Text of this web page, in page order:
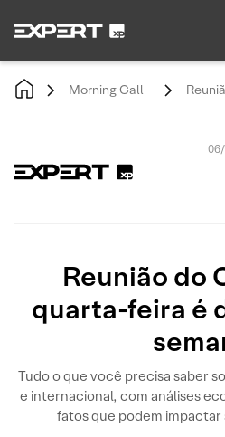
Morning Call
Reunião do
quarta-feira é
Tudo o que você precisa saber
e internacional, com análises
fatos que podem impactar